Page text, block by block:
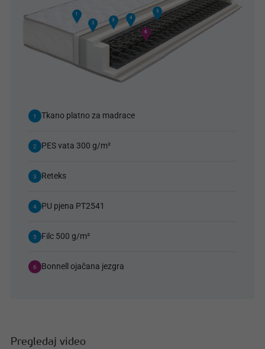
1
2
3
4
5
6
1 Tkano platno za madrace
2 PES vata 300 g/m²
3 Reteks
4 PU pjena PT2541
5 Filc 500 g/m²
6 Bonnell ojačana jezgra
Pregledaj video